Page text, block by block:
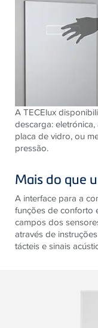
A TECElux
descarga:
placa de vidro, ou
pressão.
Mais do que
A interface para a
funções de conforto
campos dos
através de
tácteis e sinais